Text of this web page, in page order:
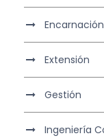
Encarnación
Extensión
Gestión
Ingeniería